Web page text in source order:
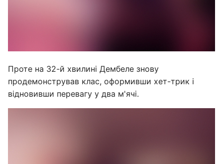
Проте на 32-й хвилині Дембеле знову
продемонстрував клас, оформивши хет-трик і
відновивши перевагу у два м'ячі.